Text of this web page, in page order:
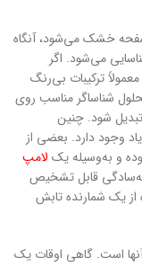
خشک می‌شود، آنگاه
می‌شود. اگر
ترکیبات بی‌رنگ
شناساگر مناسب روی
شود. چنین
وجود دارد. بعضی از
و به‌وسیله یک لامپ
به‌سادگی قابل تشخیص
از یک شمارنده تابش
آن­ها است. گاهی اوقات یک